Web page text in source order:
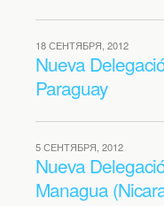
18 СЕНТЯБРЯ, 2012
Nueva
Paraguay
5 СЕНТЯБРЯ, 2012
Nueva
Managua